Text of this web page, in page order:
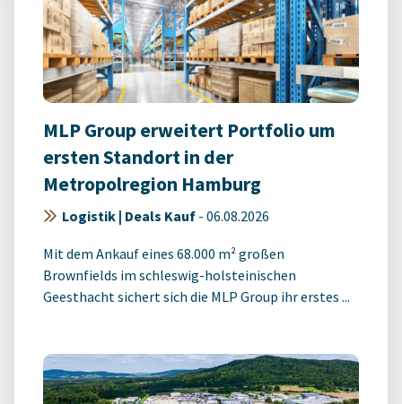
MLP Group erweitert Portfolio um
ersten Standort in der
Metropolregion Hamburg
Logistik | Deals Kauf - 06.08.2026
Mit dem Ankauf eines 68.000 m² großen
Brownfields im schleswig-holsteinischen
Geesthacht sichert sich die MLP Group ihr erstes ...